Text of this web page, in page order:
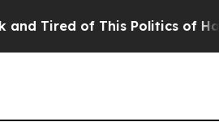
Tired of This Politics of